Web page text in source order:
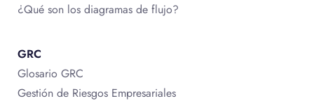
¿Qué son los diagramas de flujo?
GRC
Glosario GRC
Gestión de Riesgos Empresariales